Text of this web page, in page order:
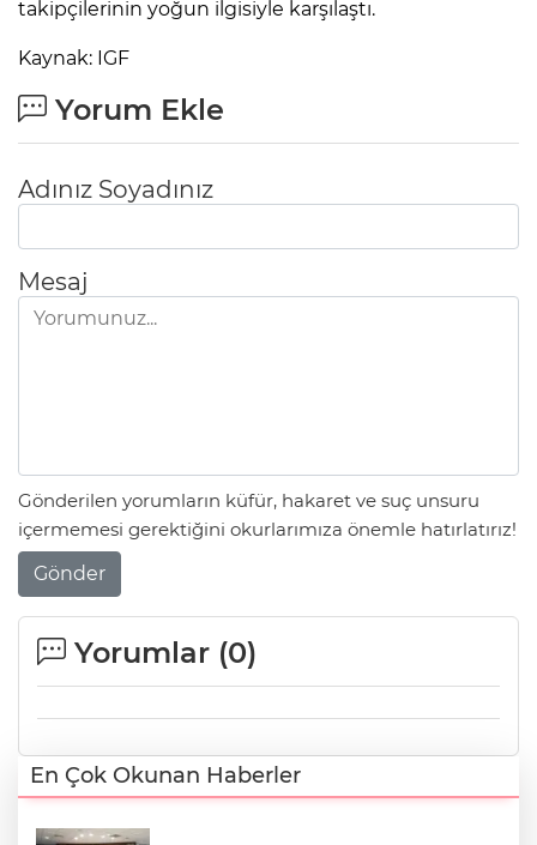
takipçilerinin yoğun ilgisiyle karşılaştı.
Kaynak: IGF
Yorum Ekle
Adınız Soyadınız
Mesaj
Gönderilen yorumların küfür, hakaret ve suç unsuru
içermemesi gerektiğini okurlarımıza önemle hatırlatırız!
Gönder
Yorumlar (0)
En Çok Okunan Haberler